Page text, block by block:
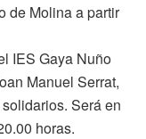
de Molina a partir
IES Gaya Nuño
Manuel Serrat,
Será en
horas.